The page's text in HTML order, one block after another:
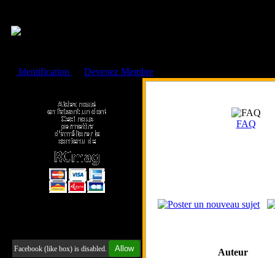
Identification
Devenez Membre
Facebook (like box) is disabled. Allow
FAQ
Auteur